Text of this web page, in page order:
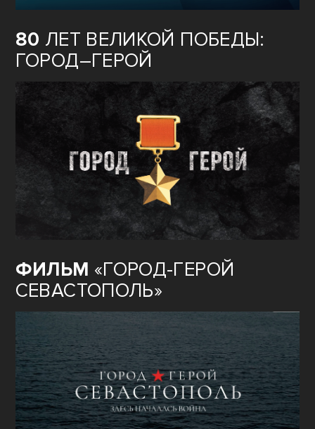
80 ЛЕТ ВЕЛИКОЙ ПОБЕДЫ:
ГОРОД–ГЕРОЙ
ФИЛЬМ «ГОРОД-ГЕРОЙ
СЕВАСТОПОЛЬ»